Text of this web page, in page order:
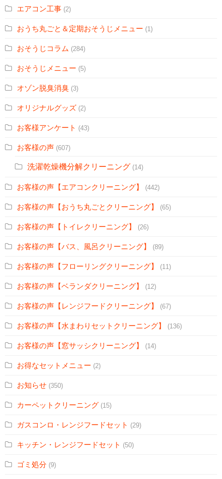
エアコン工事 (2)
おうち丸ごと＆定期おそうじメニュー (1)
おそうじコラム (284)
おそうじメニュー (5)
オゾン脱臭消臭 (3)
オリジナルグッズ (2)
お客様アンケート (43)
お客様の声 (607)
洗濯乾燥機分解クリーニング (14)
お客様の声【エアコンクリーニング】 (442)
お客様の声【おうち丸ごとクリーニング】 (65)
お客様の声【トイレクリーニング】 (26)
お客様の声【バス、風呂クリーニング】 (89)
お客様の声【フローリングクリーニング】 (11)
お客様の声【ベランダクリーニング】 (12)
お客様の声【レンジフードクリーニング】 (67)
お客様の声【水まわりセットクリーニング】 (136)
お客様の声【窓サッシクリーニング】 (14)
お得なセットメニュー (2)
お知らせ (350)
カーペットクリーニング (15)
ガスコンロ・レンジフードセット (29)
キッチン・レンジフードセット (50)
ゴミ処分 (9)